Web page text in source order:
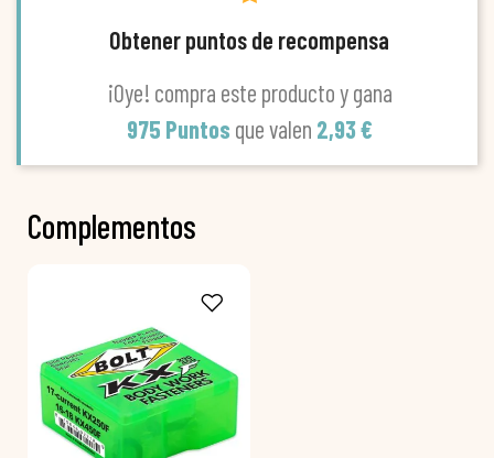
Obtener puntos de recompensa
¡Oye! compra este producto y gana
975 Puntos que valen 2,93 €
Complementos